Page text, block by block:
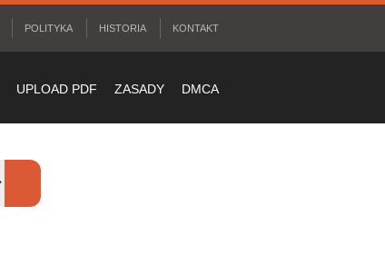
POLITYKA HISTORIA KONTAKT
UPLOAD PDF ZASADY DMCA